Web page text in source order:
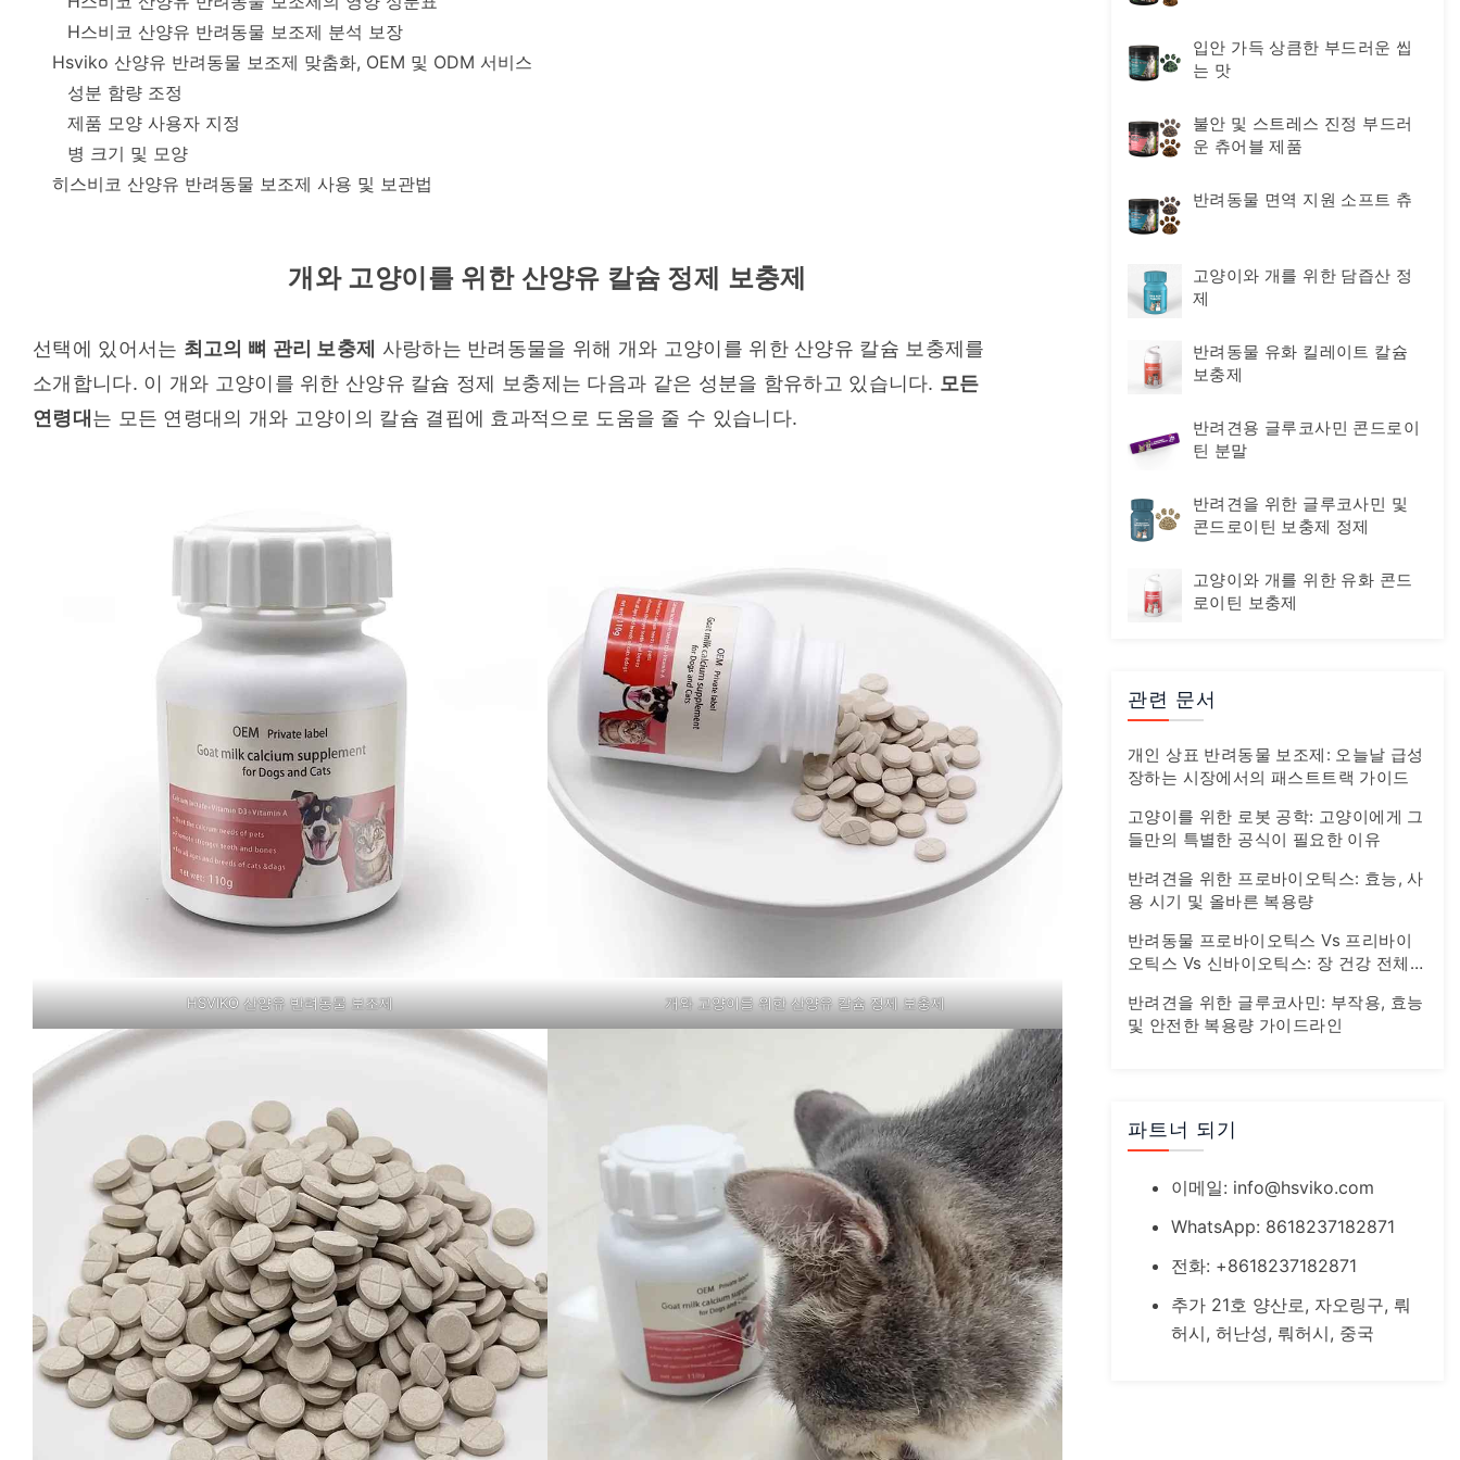
H스비코 산양유 반려동물 보조제 분석 보장
Hsviko 산양유 반려동물 보조제 맞춤화, OEM 및 ODM 서비스
성분 함량 조정
제품 모양 사용자 지정
병 크기 및 모양
히스비코 산양유 반려동물 보조제 사용 및 보관법
개와 고양이를 위한 산양유 칼슘 정제 보충제
선택에 있어서는 최고의 뼈 관리 보충제 사랑하는 반려동물을 위해 개와 고양이를 위한 산양유 칼슘 보충제를
소개합니다. 이 개와 고양이를 위한 산양유 칼슘 정제 보충제는 다음과 같은 성분을 함유하고 있습니다. 모든
연령대 는 모든 연령대의 개와 고양이의 칼슘 결핍에 효과적으로 도움을 줄 수 있습니다.
HSVIKO 산양유 반려동물 보조제 개와 고양이를 위한 산양유 칼슘 정제 보충제
입안 가득 상큼한 부드러운 씹
는 맛
불안 및 스트레스 진정 부드러
운 츄어블 제품
반려동물 면역 지원 소프트 츄
고양이와 개를 위한 담즙산 정
제
반려동물 유화 킬레이트 칼슘
보충제
반려견용 글루코사민 콘드로이
틴 분말
반려견을 위한 글루코사민 및
콘드로이틴 보충제 정제
고양이와 개를 위한 유화 콘드
로이틴 보충제
관련 문서
개인 상표 반려동물 보조제: 오늘날 급성
장하는 시장에서의 패스트트랙 가이드
고양이를 위한 로봇 공학: 고양이에게 그
들만의 특별한 공식이 필요한 이유
반려견을 위한 프로바이오틱스: 효능, 사
용 시기 및 올바른 복용량
반려동물 프로바이오틱스 Vs 프리바이
오틱스 Vs 신바이오틱스: 장 건강 전체
반려견을 위한 글루코사민: 부작용, 효능
및 안전한 복용량 가이드라인
파트너 되기
이메일: info@hsviko.com
WhatsApp: 8618237182871
전화: +8618237182871
추가 21호 양산로, 자오링구, 뤄
허시, 허난성, 뤄허시, 중국